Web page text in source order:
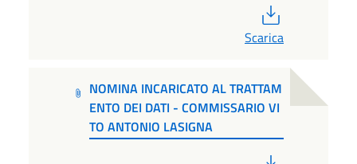
Scarica
NOMINA INCARICATO AL TRATTAM
ENTO DEI DATI - COMMISSARIO VI
TO ANTONIO LASIGNA